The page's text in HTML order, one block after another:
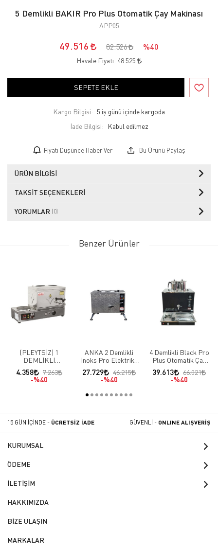
5 Demlikli BAKIR Pro Plus Otomatik Çay Makinası
APP05
49.516 82.526 %40
Havale Fiyatı: 48.525
SEPETE EKLE
Kargo Bilgisi: 5 iş günü içinde kargoda
İade Bilgisi:
Fiyatı Düşünce Haber Ver Bu Ürünü Paylaş
ÜRÜN BILGISI
TAKSIT SEÇENEKLERI
YORUMLAR (0)
Benzer Ürünler
(PLEYTSİZ) 1
DEMLİKLİ
PASLANMAZ EKO
ELEKTRİKLİ ÇAY
MAKİNESİ
4.358
7.263
%40
ANKA 2 Demlikli
İnoks Pro Elektrikli
Çay Makinesi IPE2
27.729
46.215
%40
4 Demlikli Black Pro
Plus Otomatik Çay
Makinası
39.613
66.021
%40
15 GÜN İÇİNDE - ÜCRETSİZ İADE GÜVENLİ - ONLINE ALIŞVERİŞ
KURUMSAL
ÖDEME
İLETİŞİM
HAKKIMIZDA
BİZE ULAŞIN
MARKALAR